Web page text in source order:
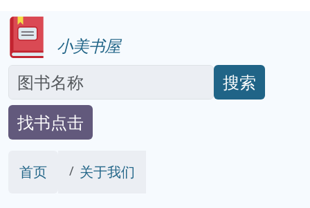
小美书屋
搜索
找书点击
首页 关于我们